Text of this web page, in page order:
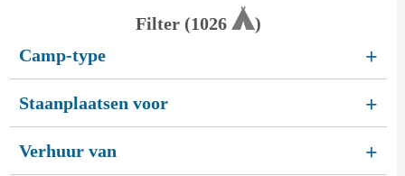
Filter (1026
)
Camp-type
+
Staanplaatsen voor +
Verhuur van +